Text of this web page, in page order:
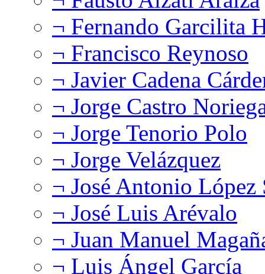
¬ Fernando Garcilita
¬ Francisco Reynoso
¬ Javier Cadena
¬ Jorge Castro
¬ Jorge Tenorio Polo
¬ Jorge Velázquez
¬ José Antonio López
¬ José Luis Arévalo
¬ Juan Manuel
¬ Luis Ángel García